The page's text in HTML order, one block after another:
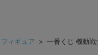
フィギュア > 一番くじ 機動戦